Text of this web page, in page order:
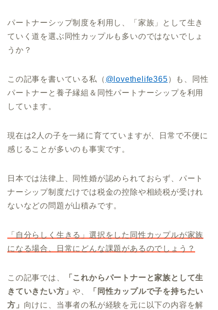
パートナーシップ制度を利用し、「家族」として生き
ていく道を選ぶ同性カップルも多いのではないでしょ
うか？
この記事を書いている私（ @lovethelife365）も、同性
パートナーと養子縁組＆同性パートナーシップを利用
しています。
現在は2人の子を一緒に育てていますが、日常で不便に
感じることが多いのも事実です。
日本では法律上、同性婚が認められておらず、パート
ナーシップ制度だけでは税金の控除や相続税が受けれ
ないなどの問題が山積みです。
「自分らしく生きる」選択をした同性カップルが家族
になる場合、日常にどんな課題があるのでしょう？
この記事では、
「これからパートナーと家族として生
きていきたい方」や、
「同性カップルで子を持ちたい
方」 向けに、当事者の私が経験を元に以下の内容を解